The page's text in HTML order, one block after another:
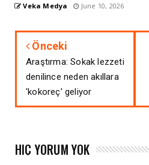
Veka Medya June 10, 2026
Önceki
Araştırma: Sokak lezzeti
denilince neden akıllara
'kokoreç' geliyor
HIÇ YORUM YOK